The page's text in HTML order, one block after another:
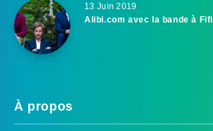
13 Juin 2019
Alibi.com avec la bande à Fifi
À propos